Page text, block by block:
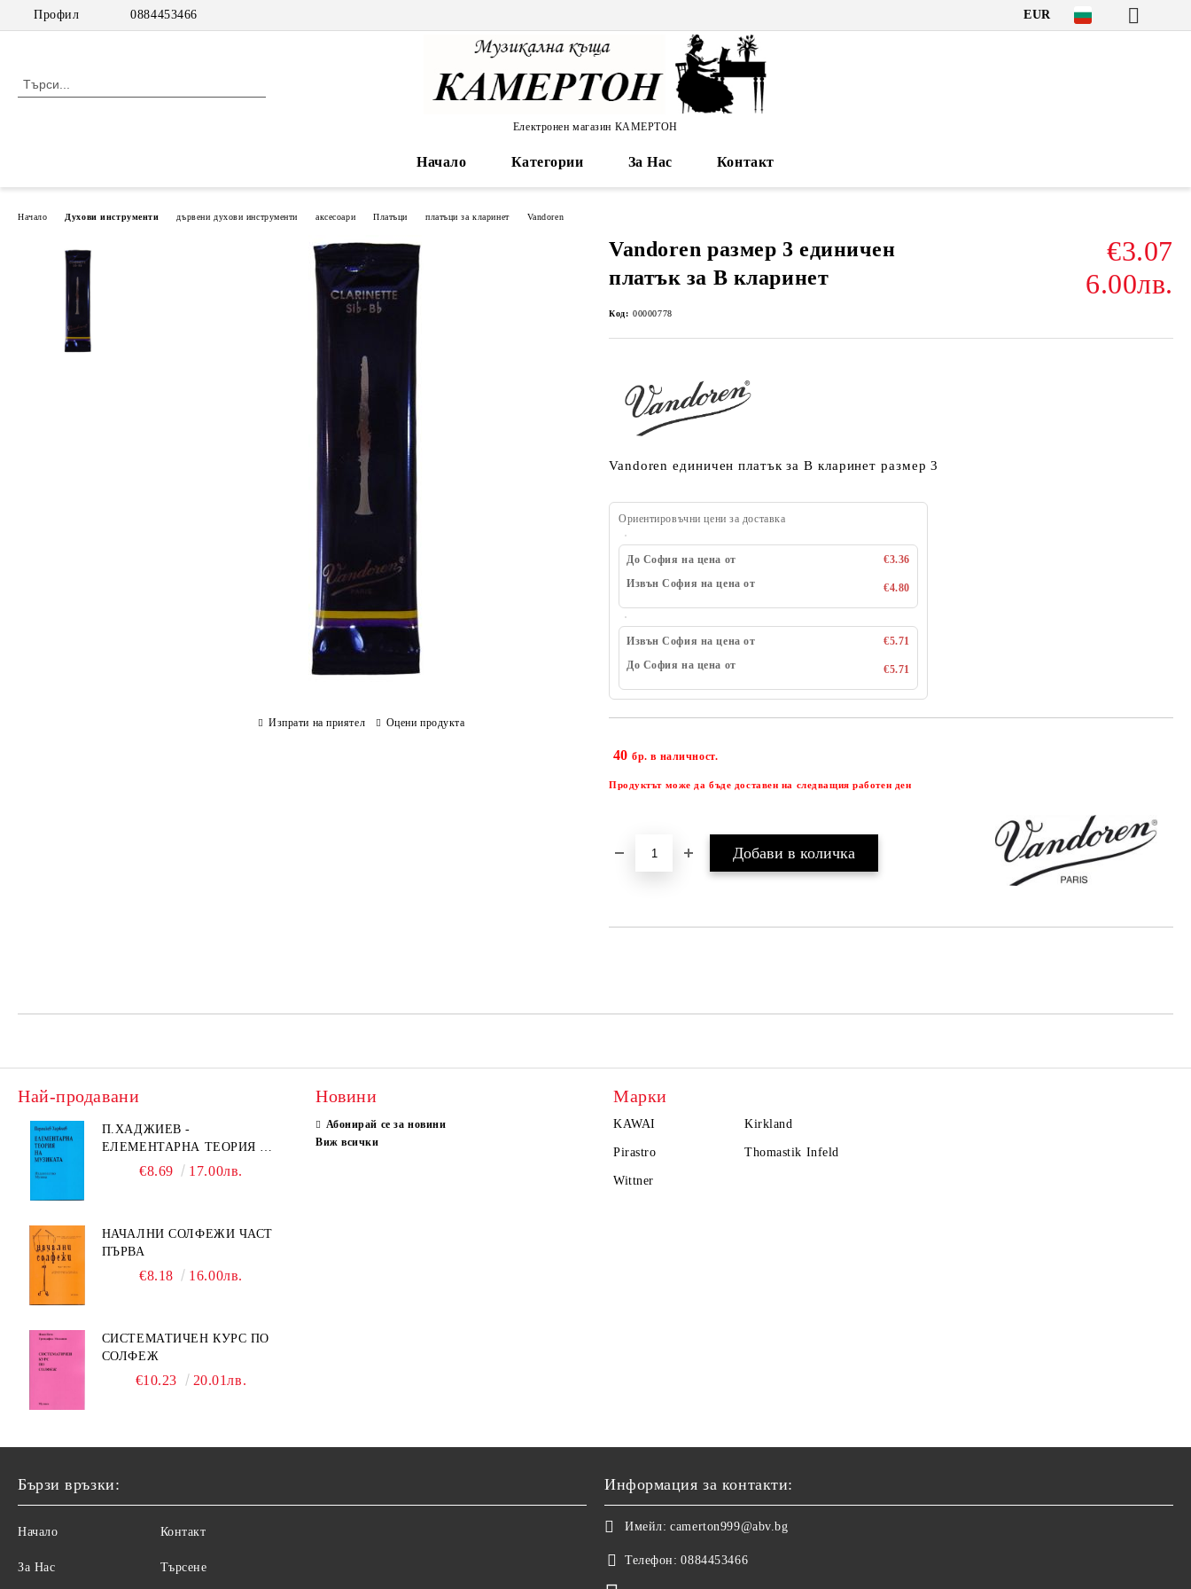
Профил 0884453466 EUR
Електронен магазин КАМЕРТОН
Начало Категории За Нас Контакт
Начало Духови инструменти дървени духови инструменти аксесоари Платъци платъци за кларинет Vandoren
Vandoren размер 3 единичен
платък за В кларинет
€3.07
6.00лв.
Код: 00000778
Vandoren единичен платък за В кларинет размер 3
Ориентировъчни цени за доставка
До София на цена от
€3.36
Извън София на цена от
€4.80
Извън София на цена от
€5.71
До София на цена от
€5.71
40 бр. в наличност.
Продуктът може да бъде доставен на следващия работен ден
Изпрати на приятел Оцени продукта
Най-продавани
П.ХАДЖИЕВ -
ЕЛЕМЕНТАРНА ТЕОРИЯ НА
МУЗИКАТА
€8.69 17.00лв.
НАЧАЛНИ СОЛФЕЖИ ЧАСТ
ПЪРВА
€8.18 16.00лв.
СИСТЕМАТИЧЕН КУРС ПО
СОЛФЕЖ
€10.23 20.01лв.
Новини
Абонирай се за новини
Виж всички
Марки
KAWAI Kirkland
Pirastro Thomastik Infeld
Wittner
Бързи връзки:
Начало
За Нас
Контакт
Търсене
Информация за контакти:
Имейл: camerton999@abv.bg
Телефон: 0884453466